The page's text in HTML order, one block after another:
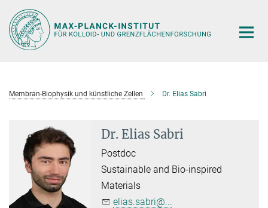
Hauptinhalt
Membran-Biophysik und künstliche Zellen Dr. Elias Sabri
Dr. Elias Sabri
Postdoc
Sustainable and Bio-inspired
Materials
elias.sabri@...